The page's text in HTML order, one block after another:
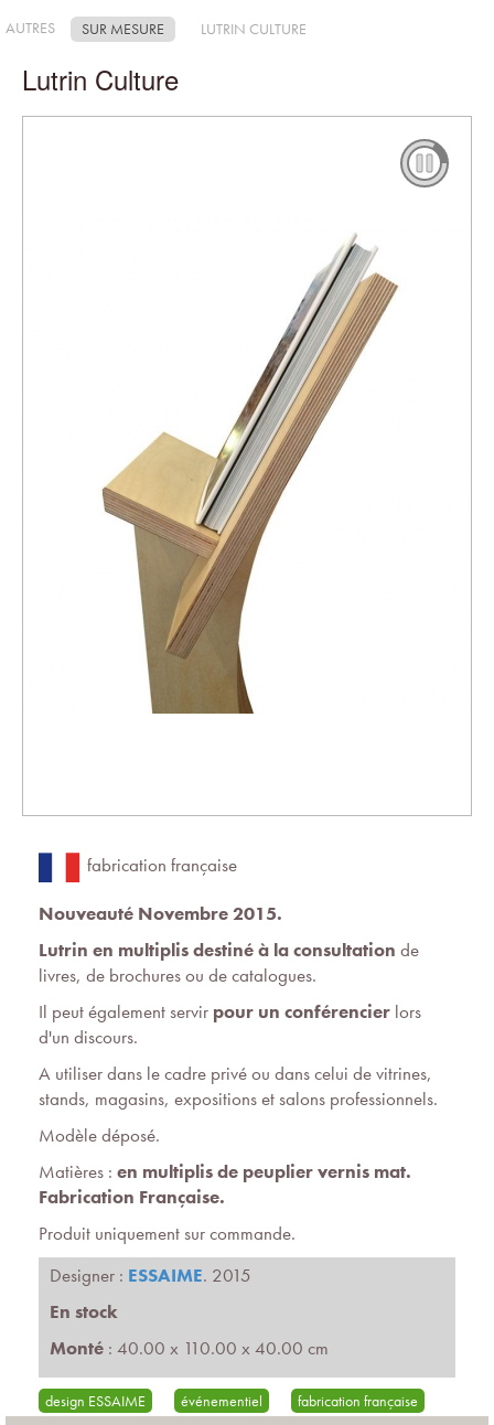
AUTRES SUR MESURE LUTRIN CULTURE
Lutrin Culture
fabrication française
Nouveauté Novembre 2015.
Lutrin en multiplis destiné à la consultation de
livres, de brochures ou de catalogues.
Il peut également servir pour un conférencier lors
d'un discours.
A utiliser dans le cadre privé ou dans celui de vitrines,
stands, magasins, expositions et salons professionnels.
Modèle déposé.
Matières : en multiplis de peuplier vernis mat.
Fabrication Française.
Produit uniquement sur commande.
Designer : ESSAIME. 2015
En stock
Monté : 40.00 x 110.00 x 40.00 cm
design ESSAIME événementiel fabrication française